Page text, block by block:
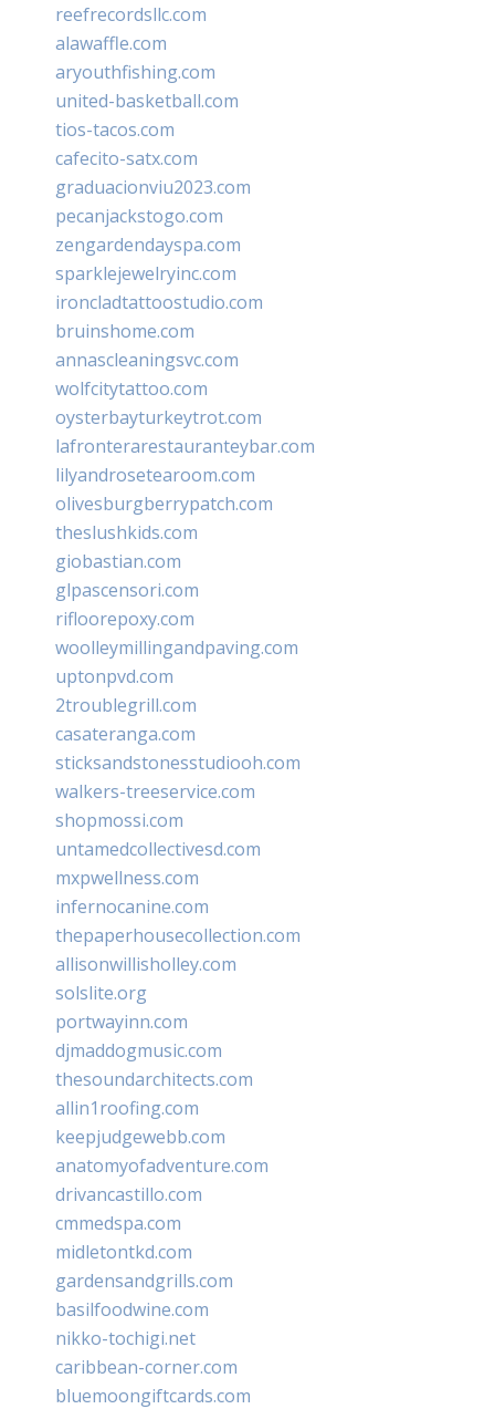
reefrecordsllc.com
alawaffle.com
aryouthfishing.com
united-basketball.com
tios-tacos.com
cafecito-satx.com
graduacionviu2023.com
pecanjackstogo.com
zengardendayspa.com
sparklejewelryinc.com
ironcladtattoostudio.com
bruinshome.com
annascleaningsvc.com
wolfcitytattoo.com
oysterbayturkeytrot.com
lafronterarestauranteybar.com
lilyandrosetearoom.com
olivesburgberrypatch.com
theslushkids.com
giobastian.com
glpascensori.com
rifloorepoxy.com
woolleymillingandpaving.com
uptonpvd.com
2troublegrill.com
casateranga.com
sticksandstonesstudiooh.com
walkers-treeservice.com
shopmossi.com
untamedcollectivesd.com
mxpwellness.com
infernocanine.com
thepaperhousecollection.com
allisonwillisholley.com
solslite.org
portwayinn.com
djmaddogmusic.com
thesoundarchitects.com
allin1roofing.com
keepjudgewebb.com
anatomyofadventure.com
drivancastillo.com
cmmedspa.com
midletontkd.com
gardensandgrills.com
basilfoodwine.com
nikko-tochigi.net
caribbean-corner.com
bluemoongiftcards.com